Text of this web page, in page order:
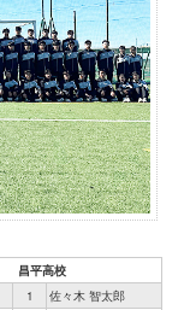
昌平高校
1
佐々木 智太郎